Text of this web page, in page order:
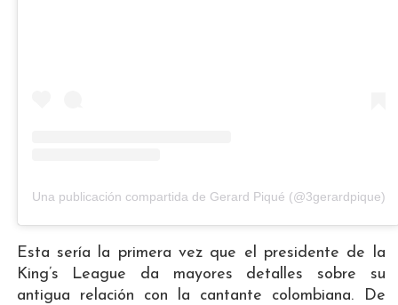
Una publicación compartida de Gerard Piqué (@3gerardpique)
Esta sería la primera vez que el presidente de la
King’s League da mayores detalles sobre su
antigua relación con la cantante colombiana. De